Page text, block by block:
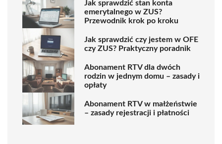
Jak sprawdzić stan konta
emerytalnego w ZUS?
Przewodnik krok po kroku
Jak sprawdzić czy jestem w OFE
czy ZUS? Praktyczny poradnik
Abonament RTV dla dwóch
rodzin w jednym domu – zasady i
opłaty
Abonament RTV w małżeństwie
– zasady rejestracji i płatności